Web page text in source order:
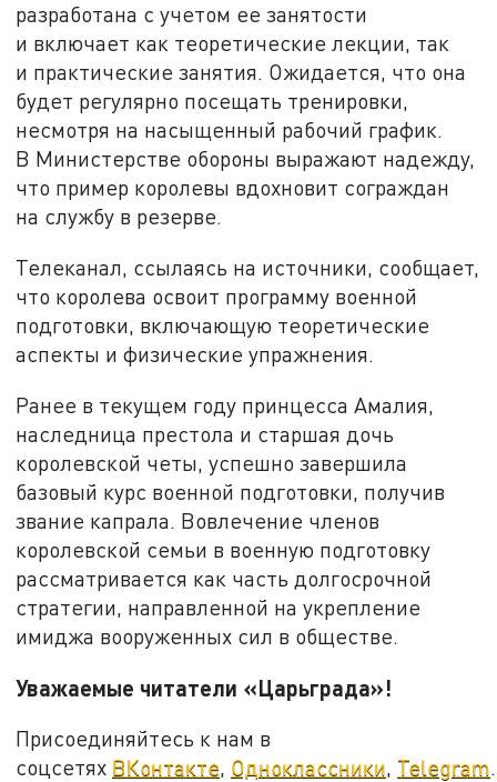
разработана с учетом ее занятости
и включает как теоретические лекции, так
и практические занятия. Ожидается, что она
будет регулярно посещать тренировки,
несмотря на насыщенный рабочий график.
В Министерстве обороны выражают надежду,
что пример королевы вдохновит сограждан
на службу в резерве.
Телеканал, ссылаясь на источники, сообщает,
что королева освоит программу военной
подготовки, включающую теоретические
аспекты и физические упражнения.
Ранее в текущем году принцесса Амалия,
наследница престола и старшая дочь
королевской четы, успешно завершила
базовый курс военной подготовки, получив
звание капрала. Вовлечение членов
королевской семьи в военную подготовку
рассматривается как часть долгосрочной
стратегии, направленной на укрепление
имиджа вооруженных сил в обществе.
Уважаемые читатели «Царьграда»!
Присоединяйтесь к нам в
соцсетях ВКонтакте, Одноклассники, Telegram.